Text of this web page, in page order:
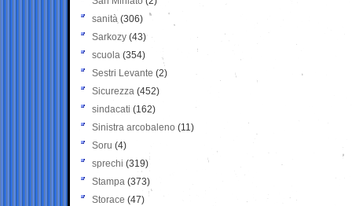
sanità (306)
Sarkozy (43)
scuola (354)
Sestri Levante (2)
Sicurezza (452)
sindacati (162)
Sinistra arcobaleno (11)
Soru (4)
sprechi (319)
Stampa (373)
Storace (47)